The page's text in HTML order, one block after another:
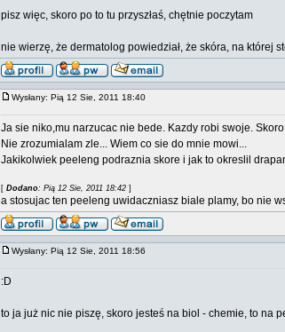
pisz więc, skoro po to tu przyszłaś, chętnie poczytam
nie wierzę, że dermatolog powiedział, że skóra, na której
Wysłany: Pią 12 Sie, 2011 18:40
Ja sie niko,mu narzucac nie bede. Kazdy robi swoje.
Nie zrozumialam zle... Wiem co sie do mnie mowi...
Jakikolwiek peeleng podraznia skore i jak to okreslil
[ Dodano: Pią 12 Sie, 2011 18:42 ]
a stosujac ten peeleng uwidaczniasz biale plamy, bo nie
Wysłany: Pią 12 Sie, 2011 18:56
:D
to ja już nic nie piszę, skoro jesteś na biol - chemie, to na